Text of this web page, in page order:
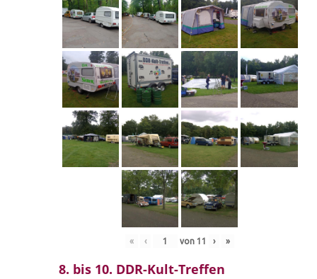
« ‹ von 11 › »
8. bis 10. DDR-Kult-Treffen